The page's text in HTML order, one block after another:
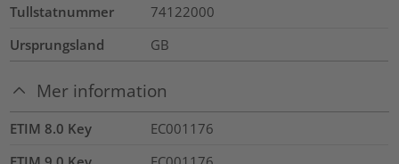
Tullstatnummer
74122000
Ursprungsland
GB
Mer information
ETIM 8.0 Key
EC001176